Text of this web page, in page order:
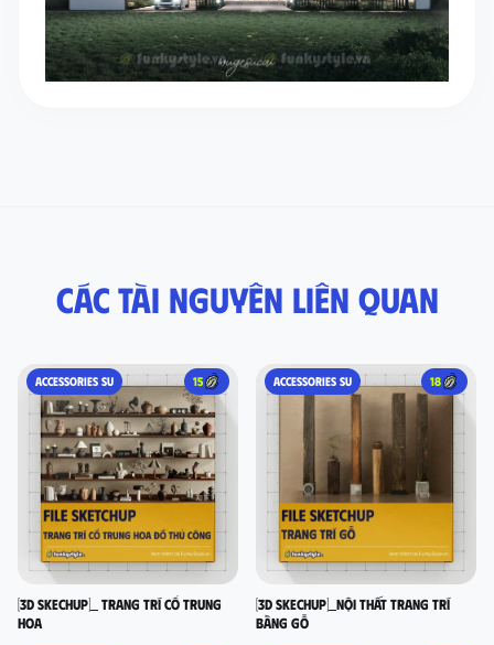
Các tài nguyên liên quan
ACCESSORIES SU 15
[3D SKECHUP]_ Trang trí cổ Trung
Hoa
ACCESSORIES SU 18
[3D SKECHUP]_Nội thất trang trí
bằng gỗ